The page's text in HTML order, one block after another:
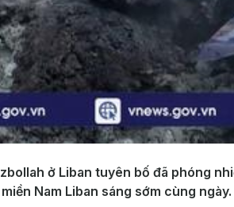
ở Liban tuyên bố đã phóng
Nam Liban sáng sớm cùng ngày.